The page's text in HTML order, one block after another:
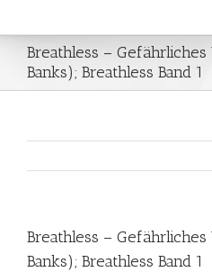
Breathless –
Banks); Breathless Band 1
Breathless –
Banks); Breathless Band 1